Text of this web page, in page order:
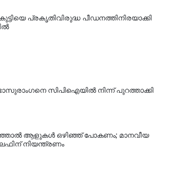
പ്രകൃതിവിരുദ്ധ പീഡനത്തിനിരയാക്കി
ഭാസുരാംഗനെ സിപിഐയില്‍ നിന്ന് പുറത്താക്കി
ആളുകൾ ഒഴിഞ്ഞ് പോകണം; മാനവീയ
നിയന്ത്രണം